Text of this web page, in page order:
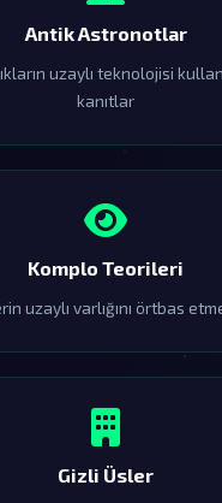
Antik Astronotlar
uzaylı teknolojisi
kanıtlar
Komplo Teorileri
uzaylı varlığını örtbas
Gizli Üsler